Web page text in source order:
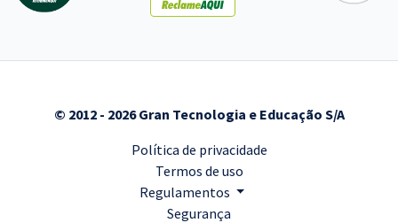
© 2012 - 2026 Gran Tecnologia e Educação S/A
Política de privacidade
Termos de uso
Regulamentos
Segurança